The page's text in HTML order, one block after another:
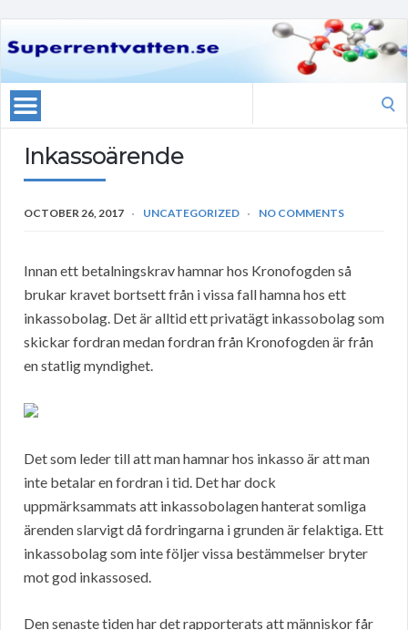
Inkassoärende
OCTOBER 26, 2017 UNCATEGORIZED NO COMMENTS
Innan ett betalningskrav hamnar hos Kronofogden så
brukar kravet bortsett från i vissa fall hamna hos ett
inkassobolag. Det är alltid ett privatägt inkassobolag som
skickar fordran medan fordran från Kronofogden är från
en statlig myndighet.
Det som leder till att man hamnar hos inkasso är att man
inte betalar en fordran i tid. Det har dock
uppmärksammats att inkassobolagen hanterat somliga
ärenden slarvigt då fordringarna i grunden är felaktiga. Ett
inkassobolag som inte följer vissa bestämmelser bryter
mot god inkassosed.
Den senaste tiden har det rapporterats att människor får